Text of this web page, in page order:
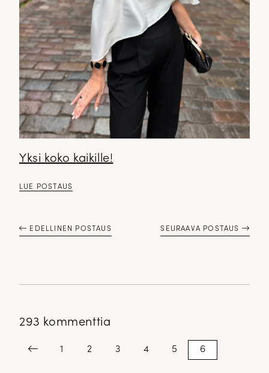
Yksi koko kaikille!
LUE POSTAUS
EDELLINEN POSTAUS SEURAAVA POSTAUS
293 kommenttia
Kommenttien
Previous1 2 3 4 5 6